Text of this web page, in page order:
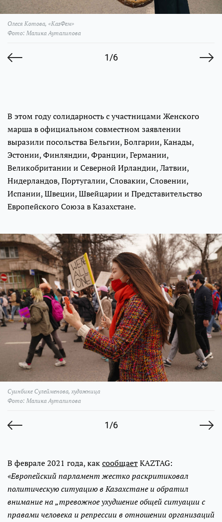
1/6
Олеся Котова, «КазФем»
Фото: Малика Ауталипова
В этом году солидарность с участницами Женского
марша в официальном совместном заявлении
выразили посольства Бельгии, Болгарии, Канады,
Эстонии, Финляндии, Франции, Германии,
Великобритании и Северной Ирландии, Латвии,
Нидерландов, Португалии, Словакии, Словении,
Испании, Швеции, Швейцарии и Представительство
Европейского Союза в Казахстане.
1/6
Суинбике Сулейменова, художница
Фото: Малика Ауталипова
В феврале 2021 года, каксообщаетКAZTAG:
«Европейский парламент жестко раскритиковал
политическую ситуацию в Казахстане и обратил
внимание на „тревожное ухудшение общей ситуации с
правами человека и репрессии в отношении организаций